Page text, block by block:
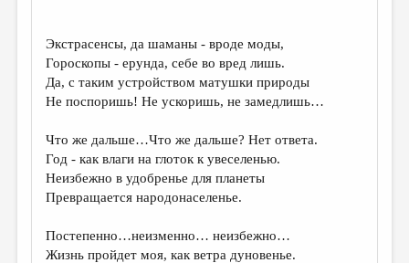
ПЕРЕВОДЫ
КОНКУРСЫ
КНИЖНАЯ ПОЛКА
ОБЗОР ЛИТЕРАТУРЫ
ОБЪЯВЛЕНИЯ
Экстрасенсы, да шаманы - вроде моды,
Гороскопы - ерунда, себе во вред лишь.
Да, с таким устройством матушки природы
Не поспоришь! Не ускоришь, не замедлишь…
Что же дальше…Что же дальше? Нет ответа.
Год - как влаги на глоток к увеселенью.
Неизбежно в удобренье для планеты
Превращается народонаселенье.
Постепенно…неизменно… неизбежно…
Жизнь пройдет моя, как ветра дуновенье.